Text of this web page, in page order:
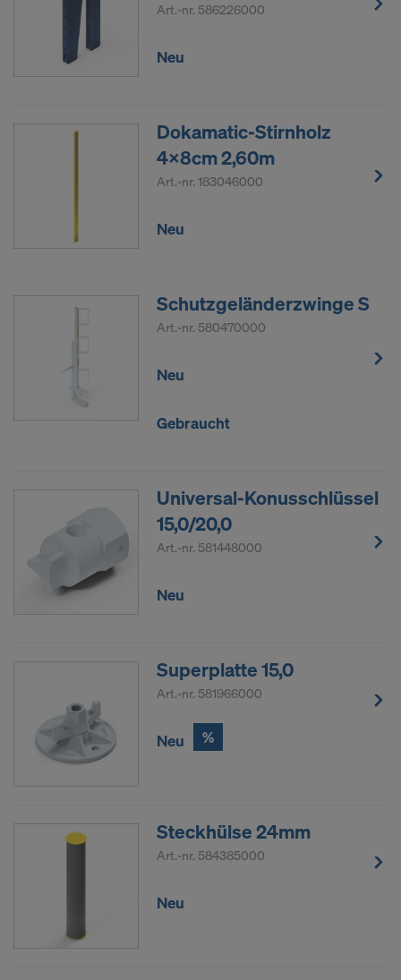
Art.-nr. 586226000
Neu
Dokamatic-Stirnholz
4x8cm 2,60m
Art.-nr. 183046000
Neu
Schutzgeländerzwinge S
Art.-nr. 580470000
Neu
Gebraucht
Universal-Konusschlüssel
15,0/20,0
Art.-nr. 581448000
Neu
Superplatte 15,0
Art.-nr. 581966000
Neu %
Steckhülse 24mm
Art.-nr. 584385000
Neu